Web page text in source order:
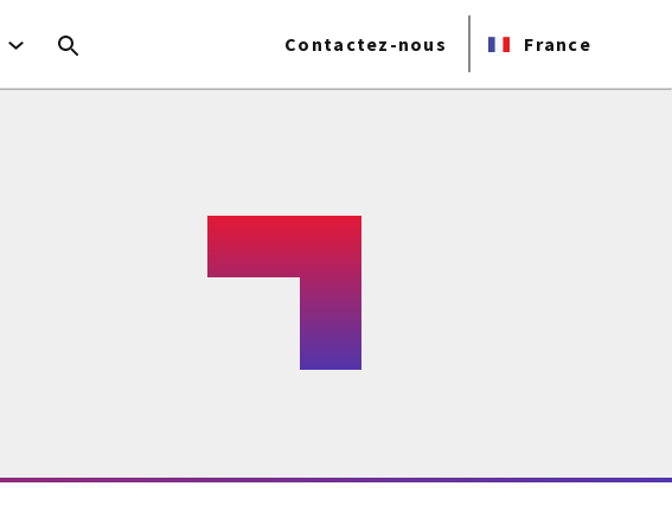
Contactez-nous France